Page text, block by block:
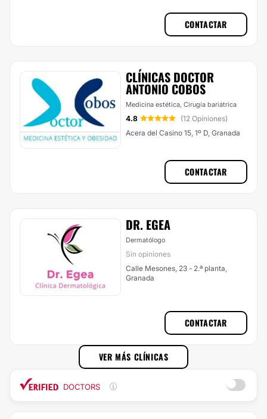
CONTACTAR
CLÍNICAS DOCTOR
ANTONIO COBOS
Medicina estética, Cirugía bariátrica
4.8
(12 Opiniones)
Acera del Casino 15, 1º D, Granada
CONTACTAR
DR. EGEA
Dermatólogo
Sin opiniones
Calle Mesones, 23 - 2.ª planta,
Granada
CONTACTAR
VER MÁS CLÍNICAS
DOCTORS